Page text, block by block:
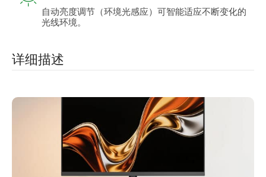
自动亮度调节（环境光感应）可智能适应不断变化的
光线环境。
详细描述